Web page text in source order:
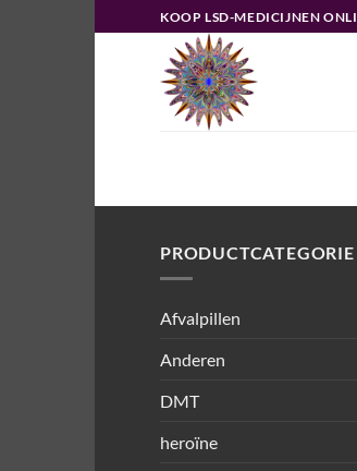
naar
KOOP LSD-MEDICIJNEN
PRODUCTCATEGORIE
Afvalpillen
Anderen
DMT
heroïne